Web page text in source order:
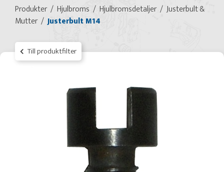
Produkter Hjulbroms Hjulbromsdetaljer
Justerbult &
Mutter
Justerbult M14
Till produktfilter